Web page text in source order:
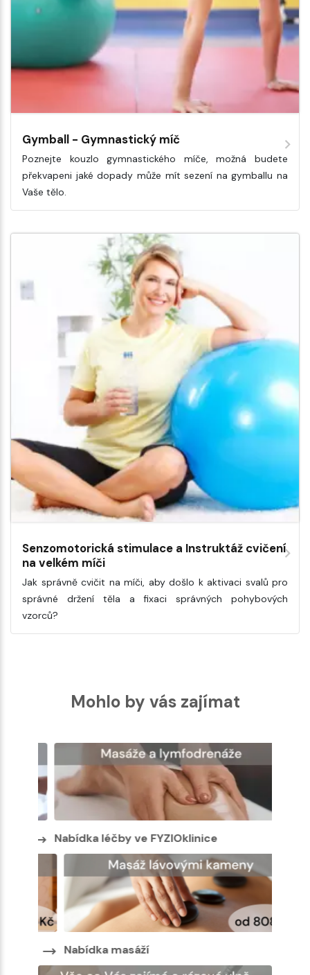
Gymball - Gymnastický míč
Poznejte kouzlo gymnastického míče, možná budete
překvapeni jaké dopady může mít sezení na gymballu na
Vaše tělo.
Senzomotorická stimulace a Instruktáž cvičení
na velkém míči
Jak správně cvičit na míči, aby došlo k aktivaci svalů pro
správné držení těla a fixaci správných pohybových
vzorců?
Mohlo by vás zajímat
Nabídka léčby ve FYZIOklinice
Nabídka masáží